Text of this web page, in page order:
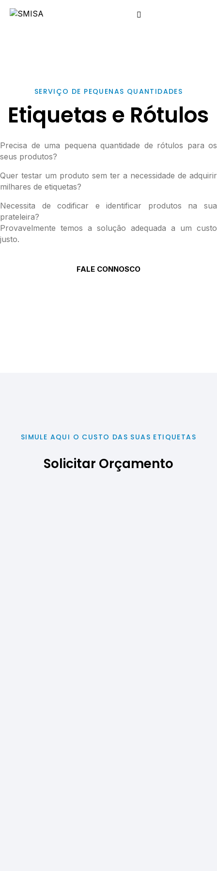
SERVIÇO DE PEQUENAS QUANTIDADES
Etiquetas e Rótulos
Precisa de uma pequena quantidade de rótulos para os
seus produtos?
Quer testar um produto sem ter a necessidade de adquirir
milhares de etiquetas?
Necessita de codificar e identificar produtos na sua
prateleira?
Provavelmente temos a solução adequada a um custo
justo.
FALE CONNOSCO
SIMULE AQUI O CUSTO DAS SUAS ETIQUETAS
Solicitar Orçamento